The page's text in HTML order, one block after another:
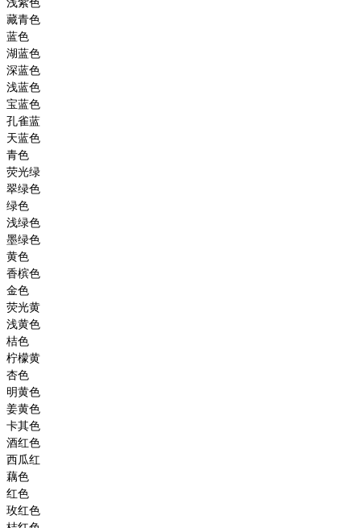
藏青色
蓝色
湖蓝色
深蓝色
浅蓝色
宝蓝色
孔雀蓝
天蓝色
青色
荧光绿
翠绿色
绿色
浅绿色
墨绿色
黄色
香槟色
金色
荧光黄
浅黄色
桔色
柠檬黄
杏色
明黄色
姜黄色
卡其色
酒红色
西瓜红
藕色
红色
玫红色